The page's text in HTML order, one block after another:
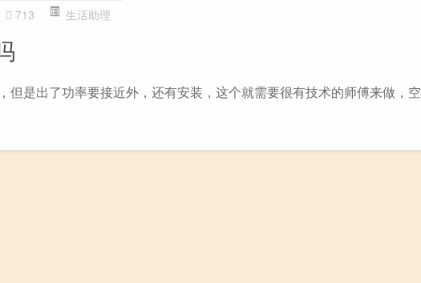
713 生活助理
是出了功率要接近外，还有安装，这个就需要很有技术的师傅来做，空